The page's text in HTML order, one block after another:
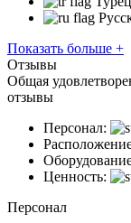
Показать больше +
Отзывы
Общая
отзывы
Персонал:
Ценность:
Персонал